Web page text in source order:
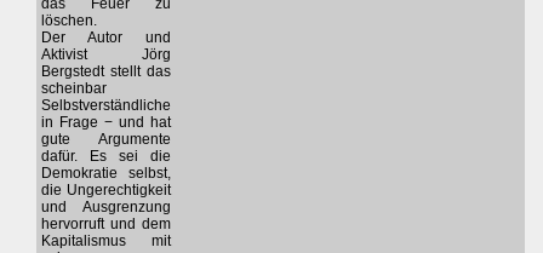
das Feuer zu
löschen.
Der Autor und
Aktivist Jörg
Bergstedt stellt das
scheinbar
Selbstverständliche
in Frage − und hat
gute Argumente
dafür. Es sei die
Demokratie selbst,
die Ungerechtigkeit
und Ausgrenzung
hervorruft und dem
Kapitalismus mit